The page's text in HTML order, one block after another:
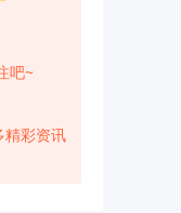
吧~
精彩资讯